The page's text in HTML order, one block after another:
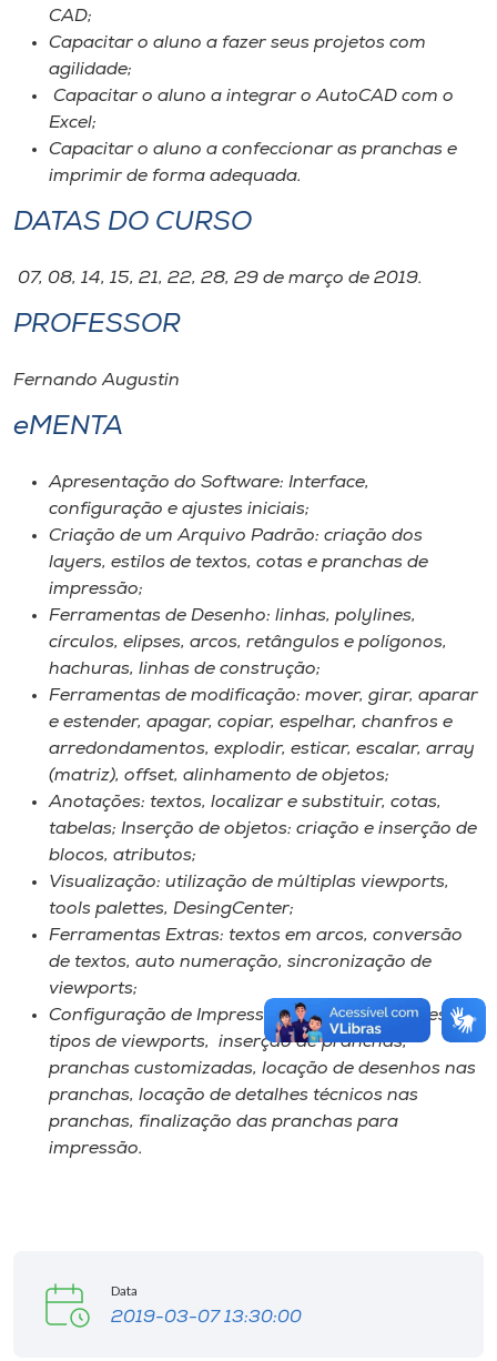
CAD;
Capacitar o aluno a fazer seus projetos com
agilidade;
Capacitar o aluno a integrar o AutoCAD com o
Excel;
Capacitar o aluno a confeccionar as pranchas e
imprimir de forma adequada.
DATAS DO CURSO
07, 08, 14, 15, 21, 22, 28, 29 de março de 2019.
PROFESSOR
Fernando Augustin
eMENTA
Apresentação do Software: Interface,
configuração e ajustes iniciais;
Criação de um Arquivo Padrão: criação dos
layers, estilos de textos, cotas e pranchas de
impressão;
Ferramentas de Desenho: linhas, polylines,
círculos, elipses, arcos, retângulos e polígonos,
hachuras, linhas de construção;
Ferramentas de modificação: mover, girar, aparar
e estender, apagar, copiar, espelhar, chanfros e
arredondamentos, explodir, esticar, escalar, array
(matriz), offset, alinhamento de objetos;
Anotações: textos, localizar e substituir, cotas,
tabelas; Inserção de objetos: criação e inserção de
blocos, atributos;
Visualização: utilização de múltiplas viewports,
tools palettes, DesingCenter;
Ferramentas Extras: textos em arcos, conversão
de textos, auto numeração, sincronização de
viewports;
Configuração de Impressão: escalas de impressão,
tipos de viewports, inserção de pranchas,
pranchas customizadas, locação de desenhos nas
pranchas, locação de detalhes técnicos nas
pranchas, finalização das pranchas para
impressão.
Data
2019-03-07 13:30:00